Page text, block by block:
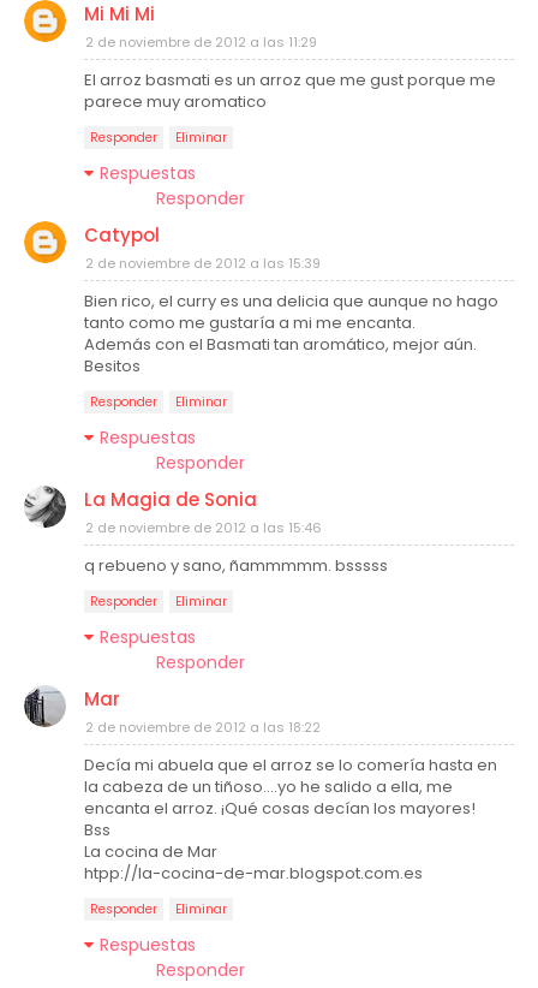
Mi Mi Mi
2 de noviembre de 2012 a las 11:29
El arroz basmati es un arroz que me gust porque me
parece muy aromatico
Responder Eliminar
Respuestas
Responder
Catypol
2 de noviembre de 2012 a las 15:39
Bien rico, el curry es una delicia que aunque no hago
tanto como me gustaría a mi me encanta.
Además con el Basmati tan aromático, mejor aún.
Besitos
Responder Eliminar
Respuestas
Responder
La Magia de Sonia
2 de noviembre de 2012 a las 15:46
q rebueno y sano, ñammmmm. bsssss
Responder Eliminar
Respuestas
Responder
Mar
2 de noviembre de 2012 a las 18:22
Decía mi abuela que el arroz se lo comería hasta en
la cabeza de un tiñoso....yo he salido a ella, me
encanta el arroz. ¡Qué cosas decían los mayores!
Bss
La cocina de Mar
htpp://la-cocina-de-mar.blogspot.com.es
Responder Eliminar
Respuestas
Responder